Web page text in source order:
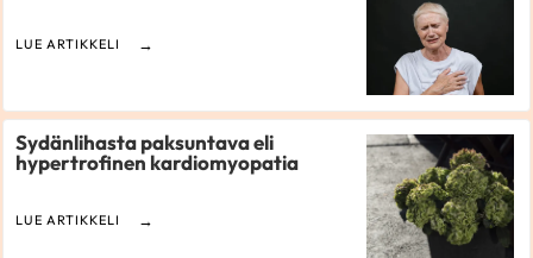
LUE ARTIKKELI
Sydänlihasta paksuntava eli
hypertrofinen kardiomyopatia
LUE ARTIKKELI